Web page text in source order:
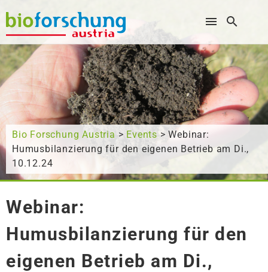
Wonach suchen Sie?
Bio Forschung Austria > Events> Webinar:
Humusbilanzierung für den eigenen Betrieb am Di.,
10.12.24
Webinar:
Humusbilanzierung für den
eigenen Betrieb am Di.,